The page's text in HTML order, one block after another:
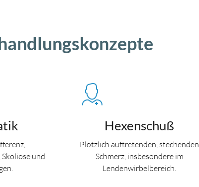
und
Hexenschuß
Plötzlich auftretenden, stechenden
Schmerz, insbesondere im
Lendenwirbelbereich.